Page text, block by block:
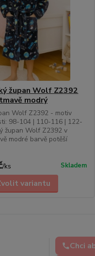
župan Wolf Z2392
tmavě modrý
Wolf Z2392 - motiv
98-104 | 110-116 | 122-
župan Wolf Z2392 v
modré barvě potěší
/ks Skladem
variantu
Chci